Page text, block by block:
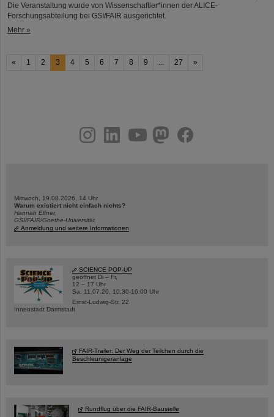
Die Veranstaltung wurde von Wissenschaftler*innen der ALICE-
Forschungsabteilung bei GSI/FAIR ausgerichtet.
Mehr »
« 1 2 3 4 5 6 7 8 9 27 »
youtubehelmholtz.socialfacebook
Mittwoch, 19.08.2026, 14 Uhr
Warum existiert nicht einfach nichts?
Hannah Elfner,
GSI/FAIR/Goethe-Universität
Anmeldung und weitere Informationen
SCIENCE POP-UP
geöffnet Di – Fr,
12 – 17 Uhr
Sa, 11.07.26, 10:30-16:00 Uhr
Ernst-Ludwig-Str. 22
Innenstadt Darmstadt
FAIR-Trailer: Der Weg der Teilchen durch die
Beschleunigeranlage
Rundflug über die FAIR-Baustelle